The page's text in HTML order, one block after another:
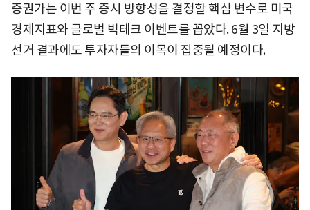
증권가는 이번 주 증시 방향성을 결정할 핵심 변수로 미국
경제지표와 글로벌 빅테크 이벤트를 꼽았다. 6월 3일 지방
선거 결과에도 투자자들의 이목이 집중될 예정이다.